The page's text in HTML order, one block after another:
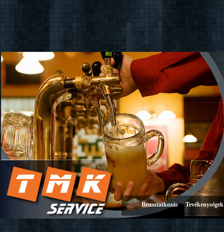
Bemutatkozás Tevékenységek